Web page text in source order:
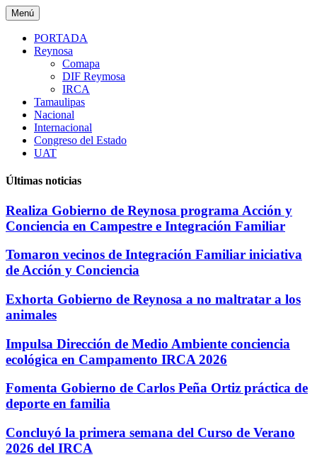
Saltar
al
contenido
Menú
PORTADA
Reynosa
Comapa
DIF Reymosa
IRCA
Tamaulipas
Nacional
Internacional
Congreso del Estado
UAT
Últimas noticias
Realiza Gobierno de Reynosa programa Acción y
Conciencia en Campestre e Integración Familiar
Tomaron vecinos de Integración Familiar iniciativa
de Acción y Conciencia
Exhorta Gobierno de Reynosa a no maltratar a los
animales
Impulsa Dirección de Medio Ambiente conciencia
ecológica en Campamento IRCA 2026
Fomenta Gobierno de Carlos Peña Ortiz práctica de
deporte en familia
Concluyó la primera semana del Curso de Verano
2026 del IRCA